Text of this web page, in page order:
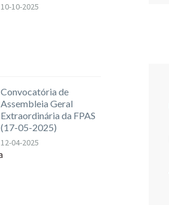
10-10-2025
Convocatória de
Assembleia Geral
Extraordinária da FPAS
(17-05-2025)
12-04-2025